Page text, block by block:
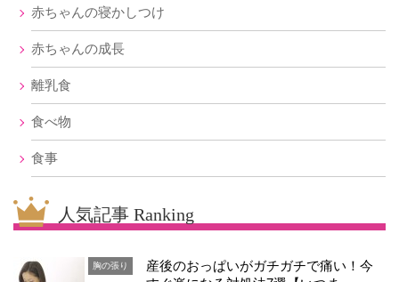
赤ちゃんの寝かしつけ
赤ちゃんの成長
離乳食
食べ物
食事
人気記事 Ranking
胸の張り
産後のおっぱいがガチガチで痛い！今